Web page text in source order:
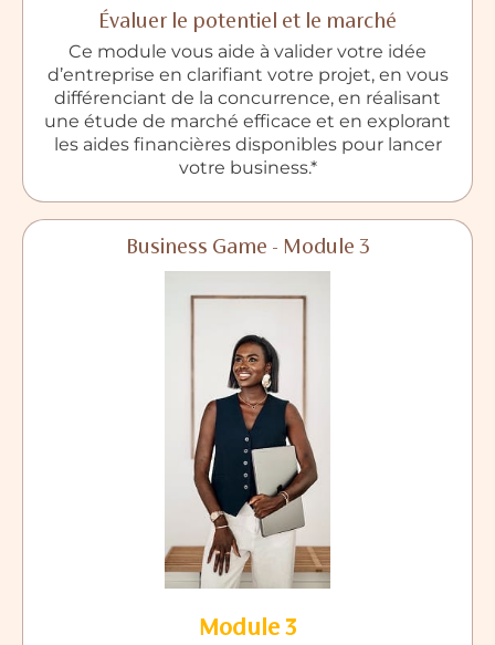
Évaluer le potentiel et le marché
Ce module vous aide à valider votre idée
d’entreprise en clarifiant votre projet, en vous
différenciant de la concurrence, en réalisant
une étude de marché efficace et en explorant
les aides financières disponibles pour lancer
votre business.*
Business Game - Module 3
Module 3